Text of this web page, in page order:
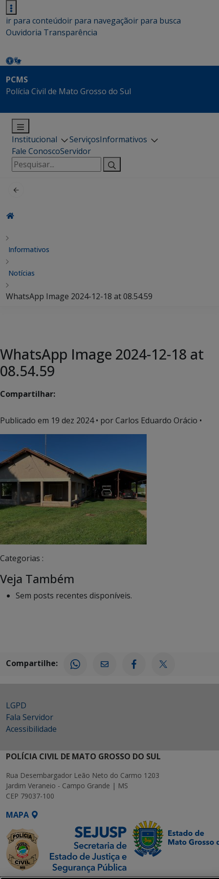
ir para conteúdoir para navegaçãoir para busca
Ouvidoria Transparência
PCMS
Polícia Civil de Mato Grosso do Sul
Institucional ServiçosInformativos
Fale ConoscoServidor
Pesquisar
por:
Informativos
Notícias
WhatsApp Image 2024-12-18 at 08.54.59
WhatsApp Image 2024-12-18 at
08.54.59
Compartilhar:
Publicado em 19 dez 2024• por Carlos Eduardo Orácio •
Categorias :
Veja Também
Sem posts recentes disponíveis.
Compartilhe:
LGPD
Fala Servidor
Acessibilidade
POLÍCIA CIVIL DE MATO GROSSO DO SUL
Rua Desembargador Leão Neto do Carmo 1203
Jardim Veraneio - Campo Grande | MS
CEP 79037-100
MAPA